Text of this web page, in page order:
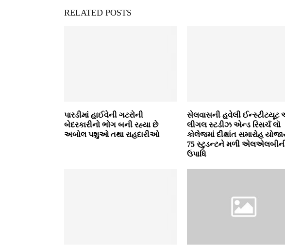
RELATED POSTS
પારડીમાં હાઈવેની ગટરોની
બેદરકારીનો ભોગ બની રહ્યા છે
અબોલ પશુઓ તથા રાહદારીઓ
સેલવાસની હવેલી
લીગલ સ્‍ટડીઝ એન્‍ડ રિસર્ચ લૉ
કોલેજમાં દીક્ષાંત સમારોહ
75 સ્‍ટુડન્‍ટને મળી
ઉપાધિ